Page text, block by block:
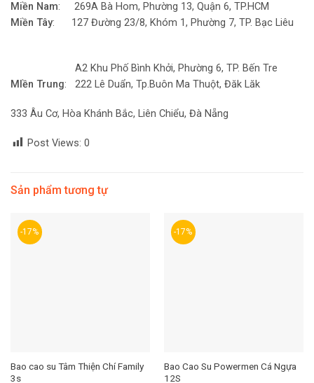
Miền Nam: 269A Bà Hom, Phường 13, Quận 6, TP.HCM
Miền Tây: 127 Đường 23/8, Khóm 1, Phường 7, TP. Bạc Liêu
A2 Khu Phố Bình Khởi, Phường 6, TP. Bến Tre
MIền Trung: 222 Lê Duẩn, Tp.Buôn Ma Thuột, Đăk Lăk
333 Âu Cơ, Hòa Khánh Bắc, Liên Chiểu, Đà Nẵng
Post Views: 0
Sản phẩm tương tự
-17%
Bao cao su Tâm Thiện Chí Family
3s
-17%
Bao Cao Su Powermen Cá Ngựa
12S